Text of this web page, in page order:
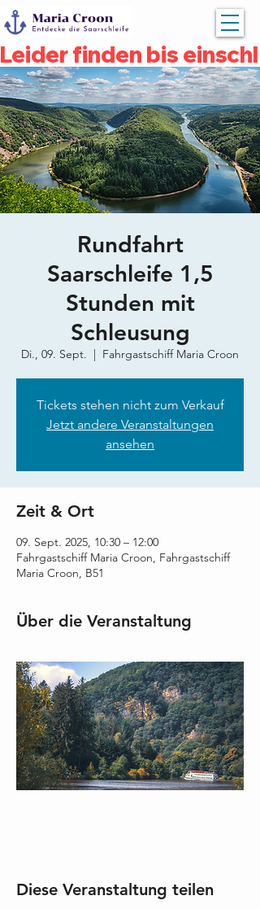
Leider finden bis
Rundfahrt
Saarschleife 1,5
Stunden mit
Schleusung
Di., 09. Sept. Fahrgastschiff Maria Croon
Tickets stehen nicht zum Verkauf
Jetzt andere Veranstaltungen
ansehen
Zeit & Ort
09. Sept. 2025, 10:30 – 12:00
Fahrgastschiff Maria Croon, Fahrgastschiff
Maria Croon, B51
Über die Veranstaltung
Diese Veranstaltung teilen